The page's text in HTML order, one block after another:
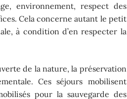
environnement, respect des
Cela concerne autant le petit
à condition d’en respecter la
de la nature, la préservation
Ces séjours mobilisent
pour la sauvegarde des